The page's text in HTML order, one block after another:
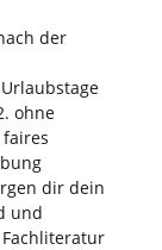
der
ohne
dir dein
und